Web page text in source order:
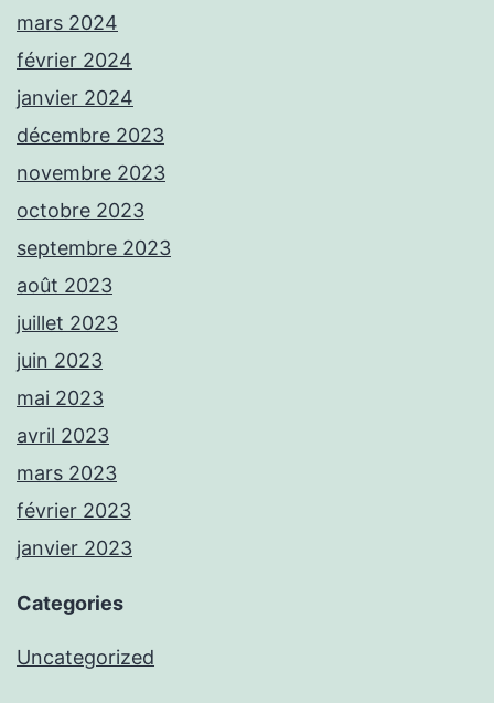
mars 2024
février 2024
janvier 2024
décembre 2023
novembre 2023
octobre 2023
septembre 2023
août 2023
juillet 2023
juin 2023
mai 2023
avril 2023
mars 2023
février 2023
janvier 2023
Categories
Uncategorized